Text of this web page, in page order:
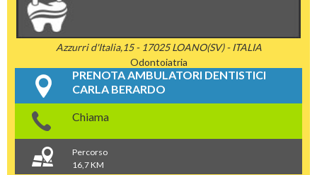
Azzurri d'Italia,15 - 17025 LOANO(SV) - ITALIA
Odontoiatria
PRENOTA AMBULATORI DENTISTICI
CARLA BERARDO
Chiama
Percorso
16,7 KM